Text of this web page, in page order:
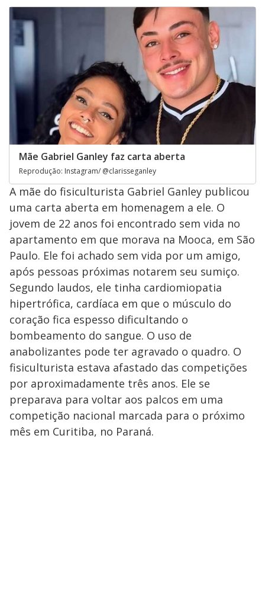
Mãe Gabriel Ganley faz carta aberta
Reprodução: Instagram/ @clarisseganley
A mãe do fisiculturista Gabriel Ganley publicou
uma carta aberta em homenagem a ele. O
jovem de 22 anos foi encontrado sem vida no
apartamento em que morava na Mooca, em São
Paulo. Ele foi achado sem vida por um amigo,
após pessoas próximas notarem seu sumiço.
Segundo laudos, ele tinha cardiomiopatia
hipertrófica, cardíaca em que o músculo do
coração fica espesso dificultando o
bombeamento do sangue. O uso de
anabolizantes pode ter agravado o quadro. O
fisiculturista estava afastado das competições
por aproximadamente três anos. Ele se
preparava para voltar aos palcos em uma
competição nacional marcada para o próximo
mês em Curitiba, no Paraná.